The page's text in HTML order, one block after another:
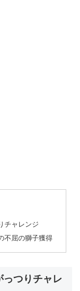
チャレンジ
不屈の獅子獲得
っつりチャレ